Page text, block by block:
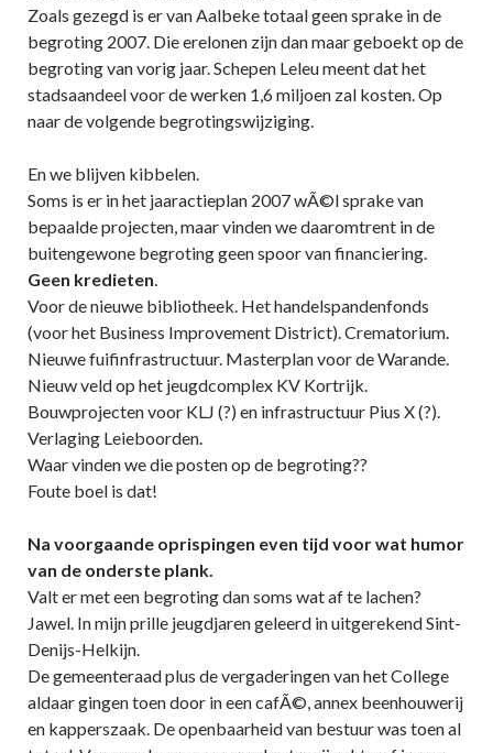
Zoals gezegd is er van Aalbeke totaal geen sprake in de
begroting 2007. Die erelonen zijn dan maar geboekt op de
begroting van vorig jaar. Schepen Leleu meent dat het
stadsaandeel voor de werken 1,6 miljoen zal kosten. Op
naar de volgende begrotingswijziging.
En we blijven kibbelen.
Soms is er in het jaaractieplan 2007 wÃ©l sprake van
bepaalde projecten, maar vinden we daaromtrent in de
buitengewone begroting geen spoor van financiering.
Geen kredieten.
Voor de nieuwe bibliotheek. Het handelspandenfonds
(voor het Business Improvement District). Crematorium.
Nieuwe fuifinfrastructuur. Masterplan voor de Warande.
Nieuw veld op het jeugdcomplex KV Kortrijk.
Bouwprojecten voor KLJ (?) en infrastructuur Pius X (?).
Verlaging Leieboorden.
Waar vinden we die posten op de begroting??
Foute boel is dat!
Na voorgaande oprispingen even tijd voor wat humor
van de onderste plank.
Valt er met een begroting dan soms wat af te lachen?
Jawel. In mijn prille jeugdjaren geleerd in uitgerekend Sint-
Denijs-Helkijn.
De gemeenteraad plus de vergaderingen van het College
aldaar gingen toen door in een cafÃ©, annex beenhouwerij
en kapperszaak. De openbaarheid van bestuur was toen al